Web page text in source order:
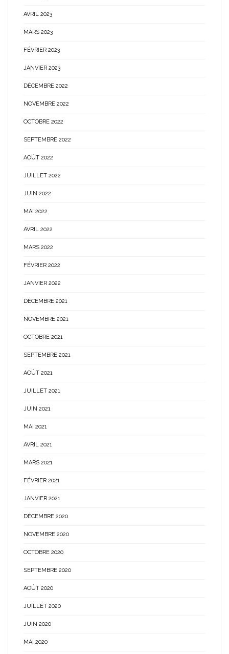
AVRIL 2023
MARS 2023
FÉVRIER 2023
JANVIER 2023
DÉCEMBRE 2022
NOVEMBRE 2022
OCTOBRE 2022
SEPTEMBRE 2022
AOÛT 2022
JUILLET 2022
JUIN 2022
MAI 2022
AVRIL 2022
MARS 2022
FÉVRIER 2022
JANVIER 2022
DÉCEMBRE 2021
NOVEMBRE 2021
OCTOBRE 2021
SEPTEMBRE 2021
AOÛT 2021
JUILLET 2021
JUIN 2021
MAI 2021
AVRIL 2021
MARS 2021
FÉVRIER 2021
JANVIER 2021
DÉCEMBRE 2020
NOVEMBRE 2020
OCTOBRE 2020
SEPTEMBRE 2020
AOÛT 2020
JUILLET 2020
JUIN 2020
MAI 2020